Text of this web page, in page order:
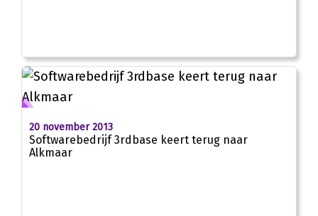
20 november 2013
Softwarebedrijf 3rdbase keert terug naar
Alkmaar